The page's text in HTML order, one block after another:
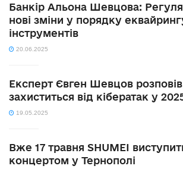
Банкір Альона Шевцова:
нові зміни у порядку
інструментів
20.06.2025
Експерт Євген Шевцов
захиститься від кібератак у
19.05.2025
Вже 17 травня SHUMEI
концертом у Тернополі